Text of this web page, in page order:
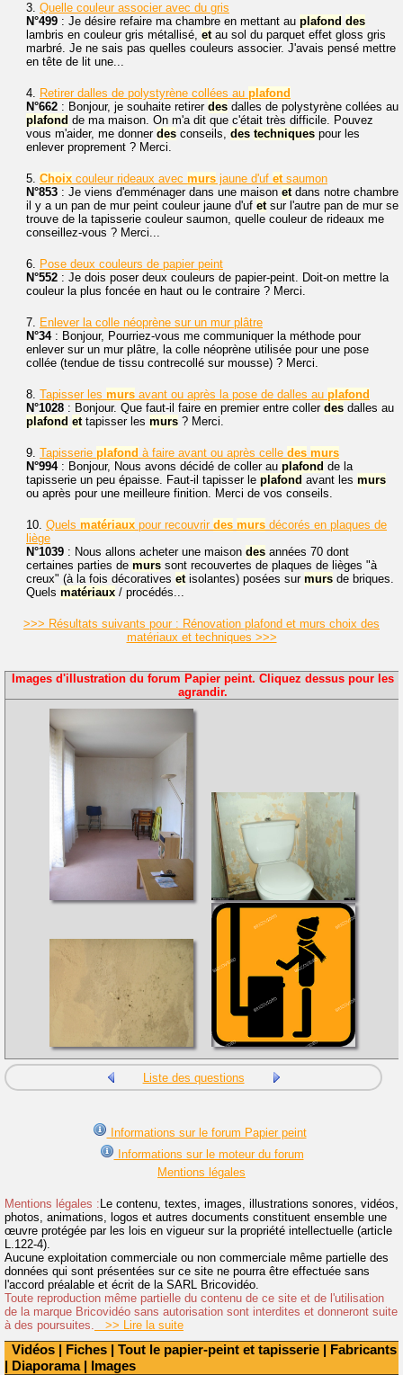
Vidéos | Fiches | Tout le papier-peint et tapisserie | Fabricants
| Diaporama| Images
3. Quelle couleur associer avec du gris
N°499 : Je désire refaire ma chambre en mettant au plafond des
lambris en couleur gris métallisé, etau sol du parquet effet gloss gris
marbré. Je ne sais pas quelles couleurs associer. J'avais pensé mettre
en tête de lit une...
4. Retirer dalles de polystyrène collées au plafond
N°662 : Bonjour, je souhaite retirer des dalles de polystyrène collées au
plafond de ma maison. On m'a dit que c'était très difficile. Pouvez
vous m'aider, me donner des conseils, des techniques pour les
enlever proprement ? Merci.
5. Choix couleur rideaux avec murs jaune d'uf etsaumon
N°853 : Je viens d'emménager dans une maison etdans notre chambre
il y a un pan de mur peint couleur jaune d'uf etsur l'autre pan de mur se
trouve de la tapisserie couleur saumon, quelle couleur de rideaux me
conseillez-vous ? Merci...
6. Pose deux couleurs de papier peint
N°552 : Je dois poser deux couleurs de papier-peint. Doit-on mettre la
couleur la plus foncée en haut ou le contraire ? Merci.
7. Enlever la colle néoprène sur un mur plâtre
N°34: Bonjour, Pourriez-vous me communiquer la méthode pour
enlever sur un mur plâtre, la colle néoprène utilisée pour une pose
collée (tendue de tissu contrecollé sur mousse) ? Merci.
8. Tapisser les murs avant ou après la pose de dalles au plafond
N°1028 : Bonjour. Que faut-il faire en premier entre coller des dalles au
plafond ettapisser les murs ? Merci.
9. Tapisserie plafond à faire avant ou après celle des murs
N°994: Bonjour, Nous avons décidé de coller au plafond de la
tapisserie un peu épaisse. Faut-il tapisser le plafond avant les murs
ou après pour une meilleure finition. Merci de vos conseils.
10. Quels matériaux pour recouvrir des murs décorés en plaques de
liège
N°1039 : Nous allons acheter une maison des années 70 dont
certaines parties de murs sont recouvertes de plaques de lièges "à
creux" (à la fois décoratives etisolantes) posées sur murs de briques.
Quels matériaux / procédés...
>>> Résultats suivants pour : Rénovation plafond et murs choix des
matériaux et techniques >>>
Images d'illustration du forum Papier peint. Cliquez dessus pour les
agrandir.
Liste des questions
Informations sur le forum Papier peint
Informations sur le moteur du forum
Mentions légales
Mentions légales : Le contenu, textes, images, illustrations sonores, vidéos,
photos, animations, logos et autres documents constituent ensemble une
œuvre protégée par les lois en vigueur sur la propriété intellectuelle (article
L.122-4).
Aucune exploitation commerciale ou non commerciale même partielle des
données qui sont présentées sur ce site ne pourra être effectuée sans
l'accord préalable et écrit de la SARL Bricovidéo.
Toute reproduction même partielle du contenu de ce site et de l'utilisation
de la marque Bricovidéo sans autorisation sont interdites et donneront suite
à des poursuites. >> Lire la suite